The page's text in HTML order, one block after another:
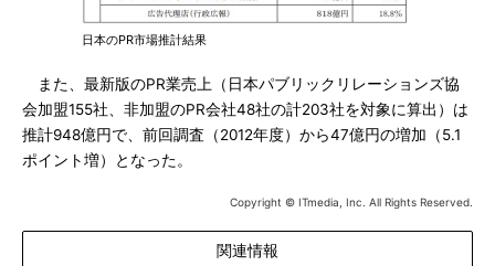
日本のPR市場推計結果
また、最新版のPR業売上（日本パブリックリレーションズ協
会加盟155社、非加盟のPR会社48社の計203社を対象に算出）は
推計948億円で、前回調査（2012年度）から47億円の増加（5.1
ポイント増）となった。
Copyright © ITmedia, Inc. All Rights Reserved.
関連情報